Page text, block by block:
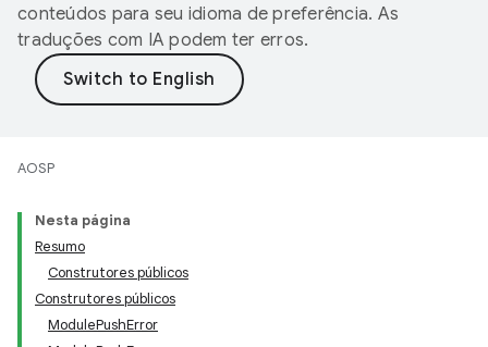
conteúdos para seu idioma de preferência. As
traduções com IA podem ter erros.
AOSP
Nesta página
Resumo
Construtores públicos
Construtores públicos
ModulePushError